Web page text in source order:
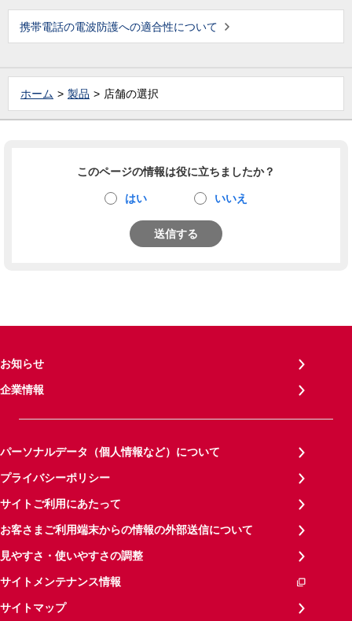
携帯電話の電波防護への適合性について
ホーム 製品 店舗の選択
このページの情報は役に立ちましたか？
はい いいえ
送信する
お知らせ
企業情報
パーソナルデータ（個人情報など）について
プライバシーポリシー
サイトご利用にあたって
お客さまご利用端末からの情報の外部送信について
見やすさ・使いやすさの調整
サイトメンテナンス情報
サイトマップ